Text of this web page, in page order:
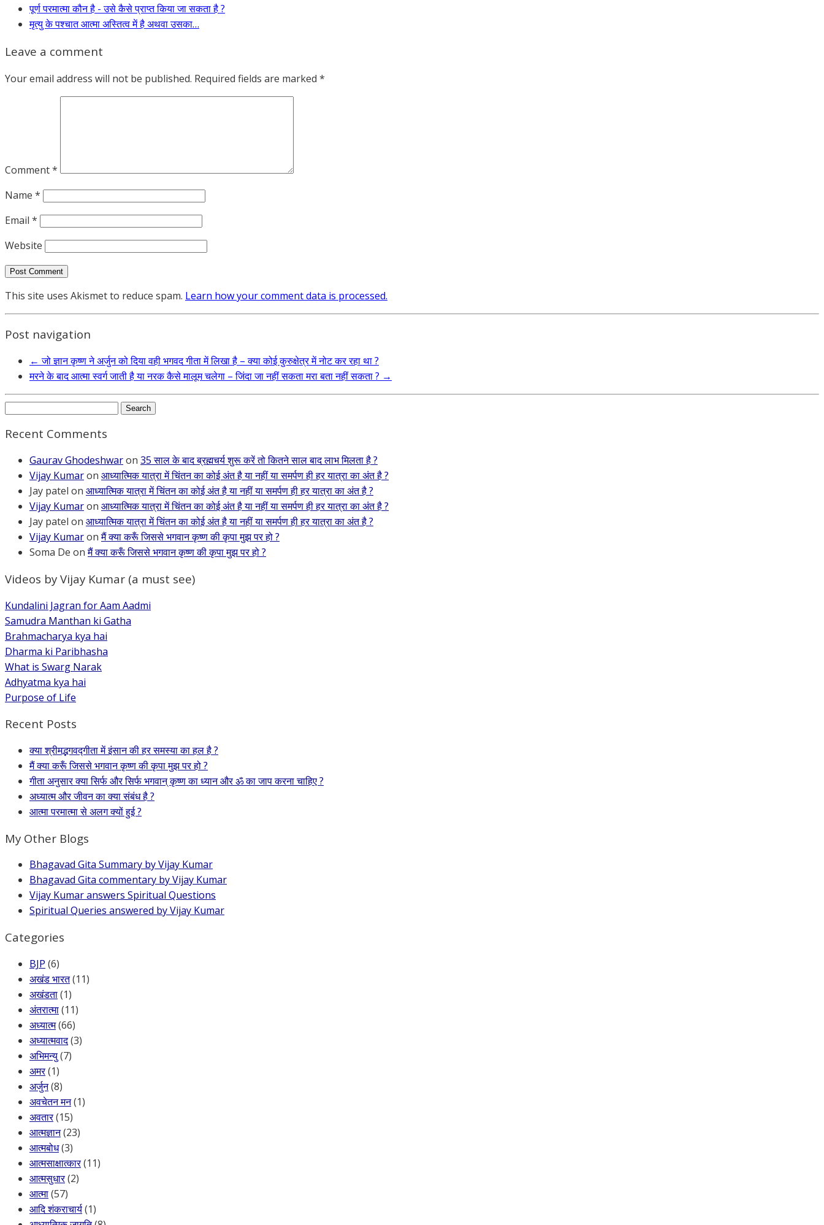
पूर्ण परमात्मा कौन है - उसे कैसे प्राप्त किया जा सकता है ?
मृत्यु के पश्चात आत्मा अस्तित्व में है अथवा उसका…
Leave a comment
Your email address will not be published. Required fields are marked *
Comment*
Name *
Email *
Website
This site uses Akismet to reduce spam. Learn how your comment data is processed.
Post navigation
← जो ज्ञान कृष्ण ने अर्जुन को दिया वही भगवद गीता में लिखा है – क्या कोई कुरुक्षेत्र में नोट कर रहा था ?
मरने के बाद आत्मा स्वर्ग जाती है या नरक कैसे मालूम चलेगा – जिंदा जा नहीं सकता मरा बता नहीं सकता ? →
Search
Recent Comments
Gaurav Ghodeshwaron 35 साल के बाद ब्रह्मचर्य शुरू करें तो कितने साल बाद लाभ मिलता है ?
Vijay Kumaron आध्यात्मिक यात्रा में चिंतन का कोई अंत है या नहीं या समर्पण ही हर यात्रा का अंत है ?
Jay patel on आध्यात्मिक यात्रा में चिंतन का कोई अंत है या नहीं या समर्पण ही हर यात्रा का अंत है ?
Vijay Kumaron आध्यात्मिक यात्रा में चिंतन का कोई अंत है या नहीं या समर्पण ही हर यात्रा का अंत है ?
Jay patel on आध्यात्मिक यात्रा में चिंतन का कोई अंत है या नहीं या समर्पण ही हर यात्रा का अंत है ?
Vijay Kumaronमैं क्या करूँ जिससे भगवान कृष्ण की कृपा मुझ पर हो ?
Soma De onमैं क्या करूँ जिससे भगवान कृष्ण की कृपा मुझ पर हो ?
Videos by Vijay Kumar (a must see)
Kundalini Jagran for Aam Aadmi
Samudra Manthan ki Gatha
Brahmacharya kya hai
Dharma ki Paribhasha
What is Swarg Narak
Adhyatma kya hai
Purpose of Life
Recent Posts
क्या श्रीमद्भगवद्गीता में इंसान की हर समस्या का हल है ?
मैं क्या करूँ जिससे भगवान कृष्ण की कृपा मुझ पर हो ?
गीता अनुसार क्या सिर्फ और सिर्फ भगवान् कृष्ण का ध्यान और ॐ का जाप करना चाहिए ?
अध्यात्म और जीवन का क्या संबंध है ?
आत्मा परमात्मा से अलग क्यों हुई ?
My Other Blogs
Bhagavad Gita Summary by Vijay Kumar
Bhagavad Gita commentary by Vijay Kumar
Vijay Kumar answers Spiritual Questions
Spiritual Queries answered by Vijay Kumar
Categories
BJP (6)
अखंड भारत(11)
अखंडता(1)
अंतरात्मा(11)
अध्यात्म(66)
अध्यात्मवाद(3)
अभिमन्यु(7)
अमर(1)
अर्जुन(8)
अवचेतन मन(1)
अवतार(15)
आत्मज्ञान(23)
आत्मबोध(3)
आत्मसाक्षात्कार(11)
आत्मसुधार(2)
आत्मा(57)
आदि शंकराचार्य(1)